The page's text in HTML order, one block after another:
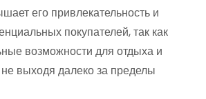
его привлекательность и
покупателей, так как
возможности для отдыха и
выходя далеко за пределы